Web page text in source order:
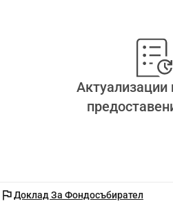
flagДоклад За Фондосъбирател